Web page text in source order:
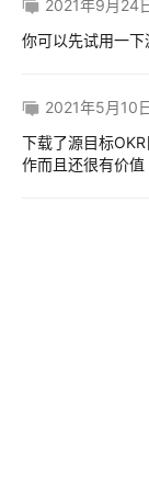
2021年9月24
你可以先试用一
2021年5月10
下载了源目标
作而且还很有价值